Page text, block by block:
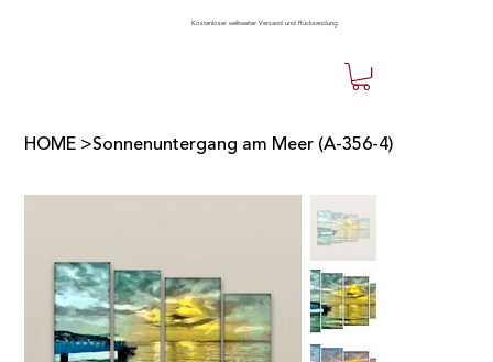
Kostenloser weltweiter Versand und Rücksendung
HOME >Sonnenuntergang am Meer (A-356-4)